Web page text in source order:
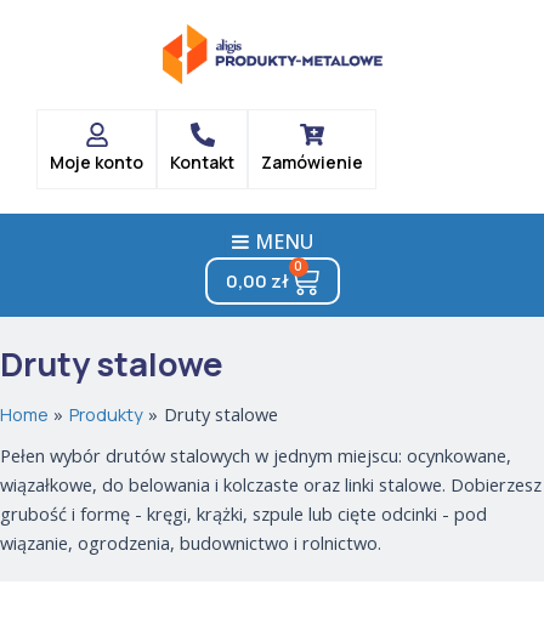
Moje konto Kontakt Zamówienie
MENU
0,00 zł
0
Cart
Druty stalowe
Home Produkty
Druty stalowe
Pełen wybór drutów stalowych w jednym miejscu: ocynkowane,
wiązałkowe, do belowania i kolczaste oraz linki stalowe. Dobierzesz
grubość i formę - kręgi, krążki, szpule lub cięte odcinki - pod
wiązanie, ogrodzenia, budownictwo i rolnictwo.